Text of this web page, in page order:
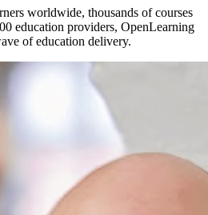
worldwide, thousands of courses
education providers, OpenLearning
of education delivery.